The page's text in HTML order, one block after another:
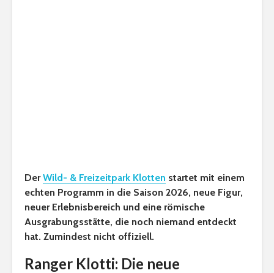
DerWild- & Freizeitpark Klotten startet mit einem
echten Programm in die Saison 2026, neue Figur,
neuer Erlebnisbereich und eine römische
Ausgrabungsstätte, die noch niemand entdeckt
hat. Zumindest nicht offiziell.
Ranger Klotti: Die neue